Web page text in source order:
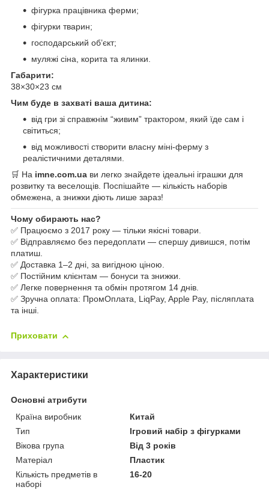
фігурка працівника ферми;
фігурки тварин;
господарський об’єкт;
муляжі сіна, корита та ялинки.
Габарити:
38×30×23 см
Чим буде в захваті ваша дитина:
від гри зі справжнім “живим” трактором, який їде сам і
світиться;
від можливості створити власну міні-ферму з
реалістичними деталями.
🛒 На imne.com.ua ви легко знайдете ідеальні іграшки для
розвитку та веселощів. Поспішайте — кількість наборів
обмежена, а знижки діють лише зараз!
Чому обирають нас?
✅ Працюємо з 2017 року — тільки якісні товари.
✅ Відправляємо без передоплати — спершу дивишся, потім
платиш.
✅ Доставка 1–2 дні, за вигідною ціною.
✅ Постійним клієнтам — бонуси та знижки.
✅ Легке повернення та обмін протягом 14 днів.
✅ Зручна оплата: ПромОплата, LiqPay, Apple Pay, післяплата
та інші.
Приховати
Характеристики
Основні атрибути
Країна виробник
Китай
Тип
Ігровий набір з фігурками
Вікова група
Від 3 років
Матеріал
Пластик
Кількість предметів в
наборі
16-20